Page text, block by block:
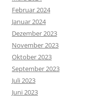
Februar 2024
Januar 2024
Dezember 2023
November 2023
Oktober 2023
September 2023
Juli 2023
Juni 2023